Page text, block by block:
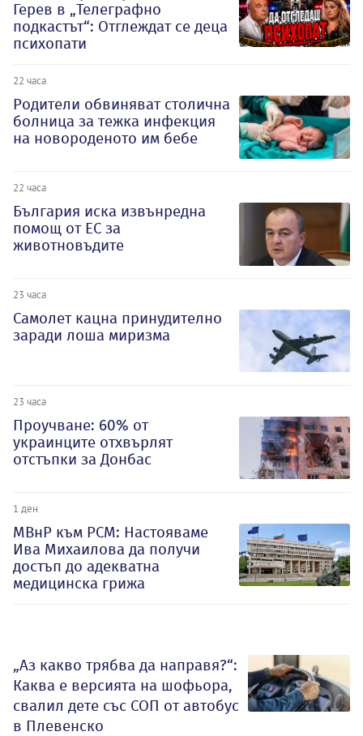
Герев в „Телеграфно
подкастът“: Отглеждат се деца
психопати
22 часа
Родители обвиняват столична
болница за тежка инфекция
на новороденото им бебе
22 часа
България иска извънредна
помощ от ЕС за
животновъдите
23 часа
Самолет кацна принудително
заради лоша миризма
23 часа
Проучване: 60% от
украинците отхвърлят
отстъпки за Донбас
1 ден
МВнР към РСМ: Настояваме
Ива Михаилова да получи
достъп до адекватна
медицинска грижа
„Аз какво трябва да направя?“:
Каква е версията на шофьора,
свалил дете със СОП от автобус
в Плевенско